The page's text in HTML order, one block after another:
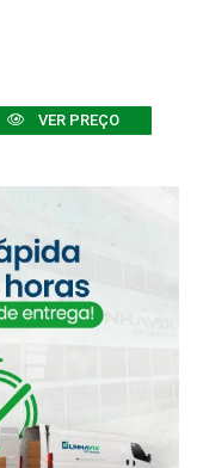
VER PREÇO